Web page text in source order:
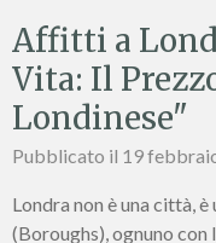
Affitti a
Vita: Il
Londinese"
Pubblicato il 19
Londra non è una città,
(Boroughs), ognuno